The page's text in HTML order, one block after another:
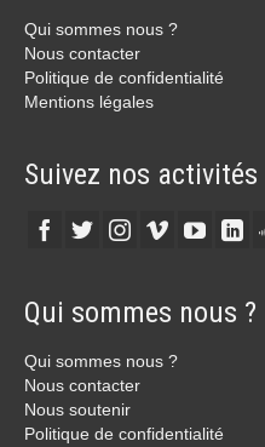
Qui sommes nous ?
Nous contacter
Politique de confidentialité
Mentions légales
Suivez nos activités
Qui sommes nous ?
Qui sommes nous ?
Nous contacter
Nous soutenir
Politique de confidentialité